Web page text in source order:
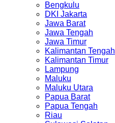
Bengkulu
DKI Jakarta
Jawa Barat
Jawa Tengah
Jawa Timur
Kalimantan Tengah
Kalimantan Timur
Lampung
Maluku
Maluku Utara
Papua Barat
Papua Tengah
Riau